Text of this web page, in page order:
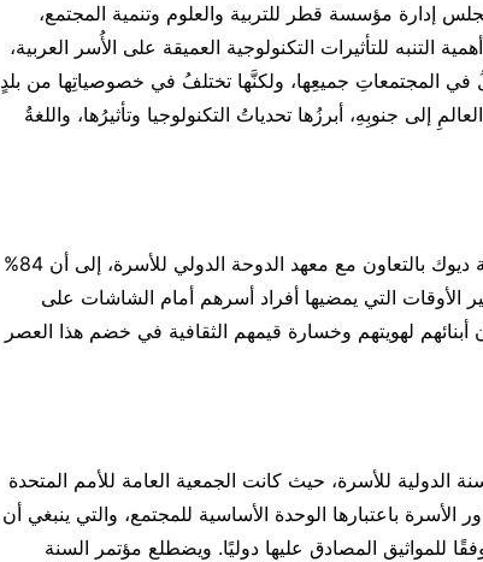
إدارة مؤسسة قطر للتربية والعلوم وتنمية المجتمع،
التنبه للتأثيرات التكنولوجية العميقة على الأُسر العربية،
في المجتمعاتِ جميعِها، ولكنَّها تختلفُ في خصوصياتِها من بلدٍ
إلى جنوبِهِ، أبرزُها تحدياتُ التكنولوجيا وتأثيرُها، واللغةُ
رائدة نشرتها جامعة ديوك بالتعاون مع معهد الدوحة الدولي للأسرة، إلى أن 84%
الأوقات التي يمضيها أفراد أسرهم أمام الشاشات على
67% من احتمالية فقدان أبنائهم لهويتهم وخسارة قيمهم الثقافية في خضم هذا العصر
الدولية للأسرة، حيث كانت الجمعية العامة للأمم المتحدة
على دور الأسرة باعتبارها الوحدة الأساسية للمجتمع، والتي ينبغي أن
للمواثيق المصادق عليها دوليًا. ويضطلع مؤتمر السنة